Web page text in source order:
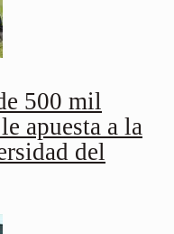
500 mil
apuesta a la
del